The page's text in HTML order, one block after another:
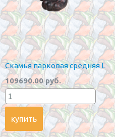
Скамья парковая средняя L
109690.00 руб.